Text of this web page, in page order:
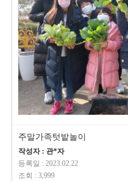
주말가족텃밭놀이
작성자 : 관*자
등록일 : 2023.02.22
조회 : 3,999